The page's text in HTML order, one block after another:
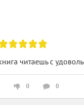
читаешь с
0 0